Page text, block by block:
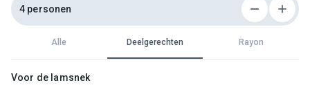
4 personen
Alle Deelgerechten Rayon
Voor de lamsnek